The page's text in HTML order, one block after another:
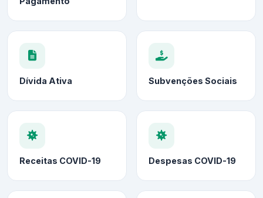
Dívida Ativa Subvenções Sociais
Receitas COVID-19 Despesas COVID-19